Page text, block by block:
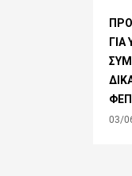
ΦΕΠ
03/